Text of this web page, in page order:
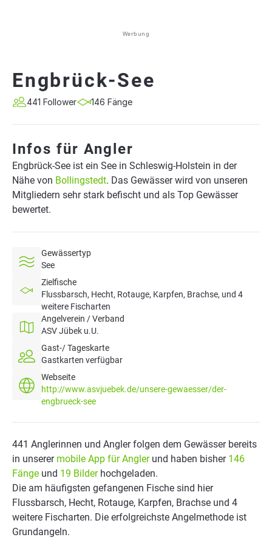
Werbung
Engbrück-See
441 Follower 146 Fänge
Infos für Angler
Engbrück-See ist ein See in Schleswig-Holstein in der
Nähe von Bollingstedt. Das Gewässer wird von unseren
Mitgliedern sehr stark befischt und als Top Gewässer
bewertet.
Gewässertyp
See
Zielfische
Flussbarsch, Hecht, Rotauge, Karpfen, Brachse, und 4
weitere Fischarten
Angelverein / Verband
ASV Jübek u.U.
Gast-/ Tageskarte
Gastkarten verfügbar
Webseite
http://www.asvjuebek.de/unsere-gewaesser/der-
engbrueck-see
441 Anglerinnen und Angler folgen dem Gewässer bereits
in unserer mobile App für Anglerund haben bisher 146
Fänge und 19 Bilderhochgeladen.
Die am häufigsten gefangenen Fische sind hier
Flussbarsch, Hecht, Rotauge, Karpfen, Brachse und 4
weitere Fischarten. Die erfolgreichste Angelmethode ist
Grundangeln.